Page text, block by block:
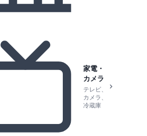
家電・
カメラ
テレビ、
カメラ、
冷蔵庫